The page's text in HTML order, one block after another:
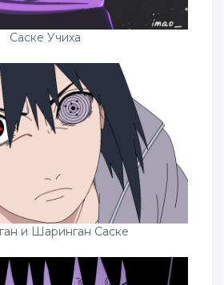
Саске Учиха
и Шаринган Саске